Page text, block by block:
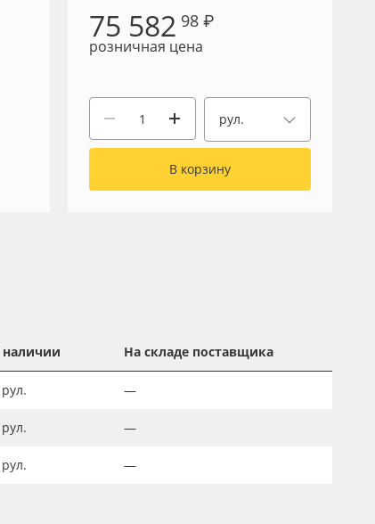
75 582 98 ₽
розничная цена
рул.
В корзину
наличии На складе поставщика
рул. —
рул. —
рул. —